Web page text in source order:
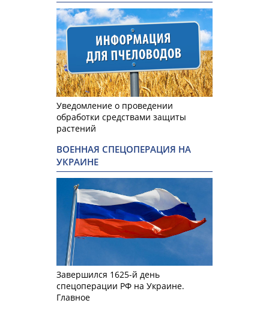
Уведомление о проведении
обработки средствами защиты
растений
ВОЕННАЯ СПЕЦОПЕРАЦИЯ НА
УКРАИНЕ
Завершился 1625-й день
спецоперации РФ на Украине.
Главное